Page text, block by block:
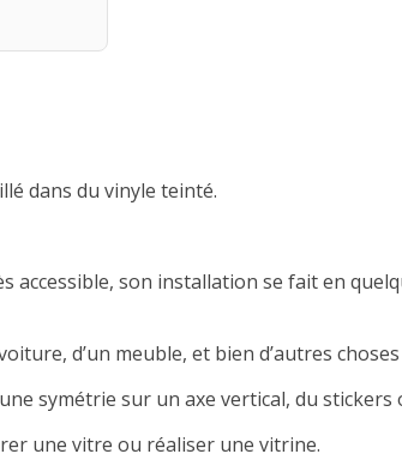
dans du vinyle teinté.
son installation se fait en
d’un meuble, et bien d’autres
symétrie sur un axe vertical, du
une vitre ou réaliser une vitrine.